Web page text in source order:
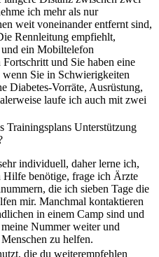
ich mehr als nur
weit voneinander entfernt sind,
Rennleitung empfiehlt,
und ein Mobiltelefon
und Sie haben eine
Sie in Schwierigkeiten
Diabetes-Vorräte, Ausrüstung,
laufe ich auch mit zwei
Trainingsplans Unterstützung
individuell, daher lerne ich,
Hilfe benötige, frage ich Ärzte
die ich sieben Tage die
mir. Manchmal kontaktieren
in einem Camp sind und
Nummer weiter und
zu helfen.
die du weiterempfehlen